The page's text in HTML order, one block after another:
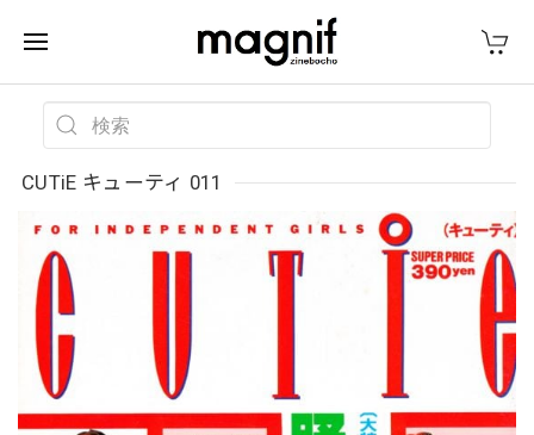
CUTiE キューティ 011